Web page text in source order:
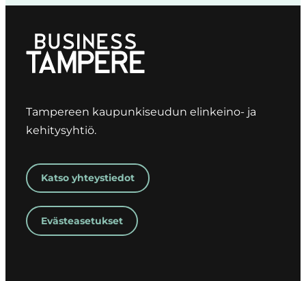
Tampereen kaupunkiseudun elinkeino- ja
kehitysyhtiö.
Katso yhteystiedot
Evästeasetukset